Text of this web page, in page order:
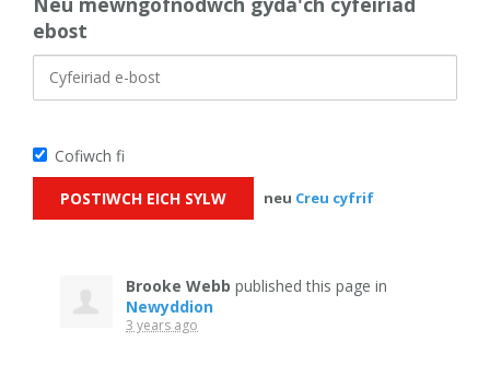
ebost
Cofiwch fi
neu Creu cyfrif
Brooke Webb published this page in
Newyddion
3 years ago